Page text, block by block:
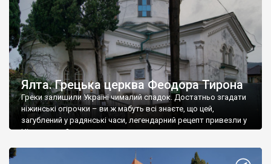
Ялта. Грецька церква Феодора Тирона
Греки залишили Україні чималий спадок. Достатньо згадати
ніжинські огірочки – ви ж мабуть всі знаєте, що цей,
загублений у радянські часи, легендарний рецепт привезли у
Ніжин греки?